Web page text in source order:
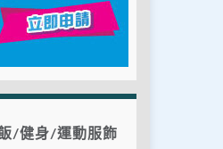
/健身/運動服飾